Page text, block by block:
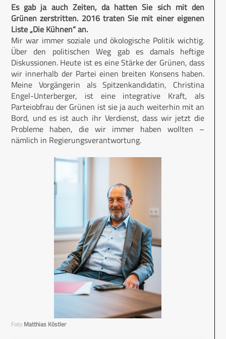
Es gab ja auch Zeiten, da hatten Sie sich mit den
Grünen zerstritten. 2016 traten Sie mit einer eigenen
Liste „Die Kühnen“ an.
Mir war immer soziale und ökologische Politik wichtig.
Über den politischen Weg gab es damals heftige
Diskussionen. Heute ist es eine Stärke der Grünen, dass
wir innerhalb der Partei einen breiten Konsens haben.
Meine Vorgängerin als Spitzenkandidatin, Christina
Engel-Unterberger, ist eine integrative Kraft, als
Parteiobfrau der Grünen ist sie ja auch weiterhin mit an
Bord, und es ist auch ihr Verdienst, dass wir jetzt die
Probleme haben, die wir immer haben wollten –
nämlich in Regierungsverantwortung.
Foto Matthias Köstler